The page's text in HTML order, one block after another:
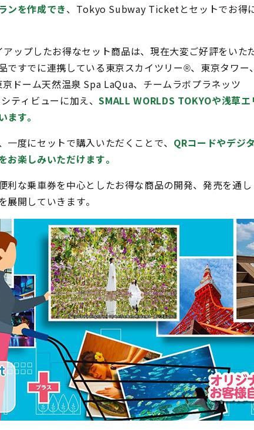
ンを作成でき、Tokyo Subway Ticketとセットでお得
ップしたお得なセット商品は、現在大変ご好評をいた
ですでに連携している東京スカイツリー®、東京タワー
ドーム天然温泉 Spa LaQua、チームラボプラネッツ
ティビューに加え、SMALL WORLDS TOKYOや浅草エ
す。
度にセットで購入いただくことで、 QRコードやデジ
楽しみいただけます。
利な乗車券を中心としたお得な商品の開発、発売を通し
開していきます。